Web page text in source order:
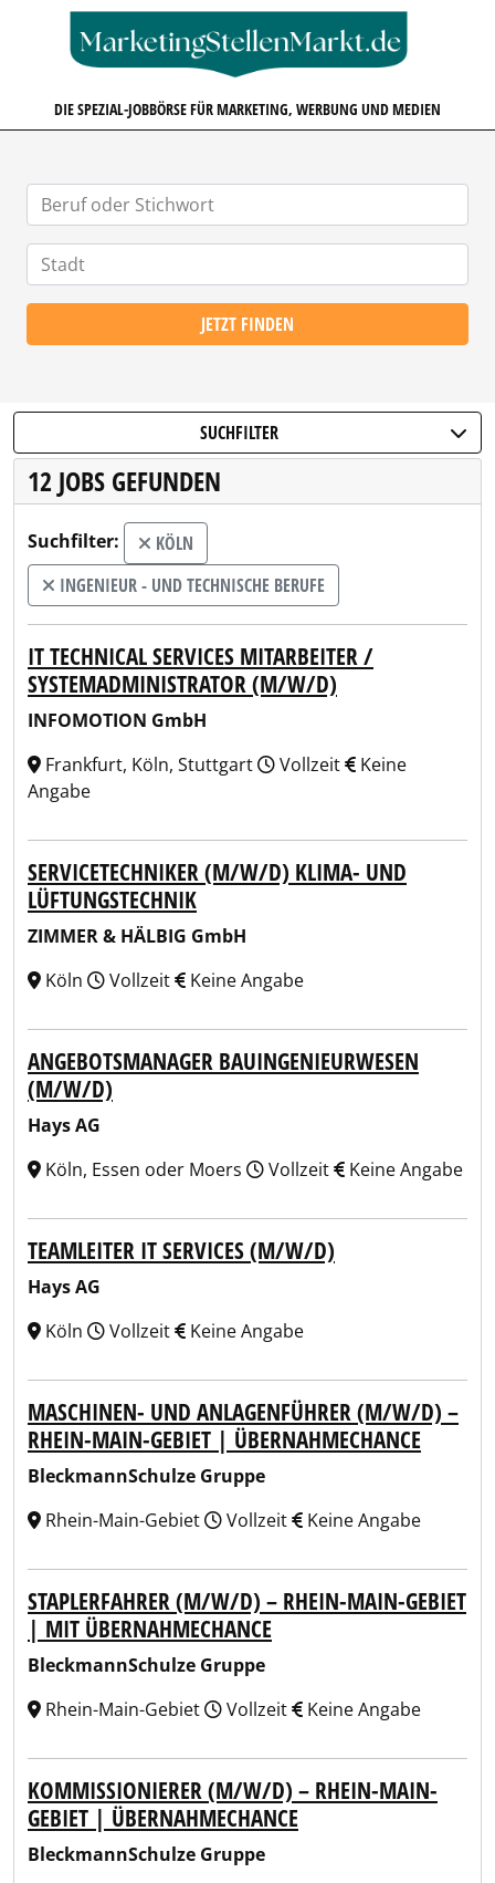
DIE SPEZIAL-JOBBÖRSE FÜR MARKETING, WERBUNG UND MEDIEN
JETZT FINDEN
SUCHFILTER
12 JOBS GEFUNDEN
Suchfilter:
KÖLN
INGENIEUR - UND TECHNISCHE BERUFE
IT TECHNICAL SERVICES MITARBEITER /
SYSTEMADMINISTRATOR (M/W/D)
INFOMOTION GmbH
Frankfurt, Köln, Stuttgart
Vollzeit
Keine
Angabe
SERVICETECHNIKER (M/W/D) KLIMA- UND
LÜFTUNGSTECHNIK
ZIMMER & HÄLBIG GmbH
Köln
Vollzeit Keine Angabe
ANGEBOTSMANAGER BAUINGENIEURWESEN
(M/W/D)
Hays AG
Köln, Essen oder Moers
Vollzeit Keine Angabe
TEAMLEITER IT SERVICES (M/W/D)
Hays AG
Köln
Vollzeit Keine Angabe
MASCHINEN- UND ANLAGENFÜHRER (M/W/D) –
RHEIN-MAIN-GEBIET | ÜBERNAHMECHANCE
BleckmannSchulze Gruppe
Rhein-Main-Gebiet
Vollzeit Keine Angabe
STAPLERFAHRER (M/W/D) – RHEIN-MAIN-GEBIET
| MIT ÜBERNAHMECHANCE
BleckmannSchulze Gruppe
Rhein-Main-Gebiet
Vollzeit Keine Angabe
KOMMISSIONIERER (M/W/D) – RHEIN-MAIN-
GEBIET | ÜBERNAHMECHANCE
BleckmannSchulze Gruppe